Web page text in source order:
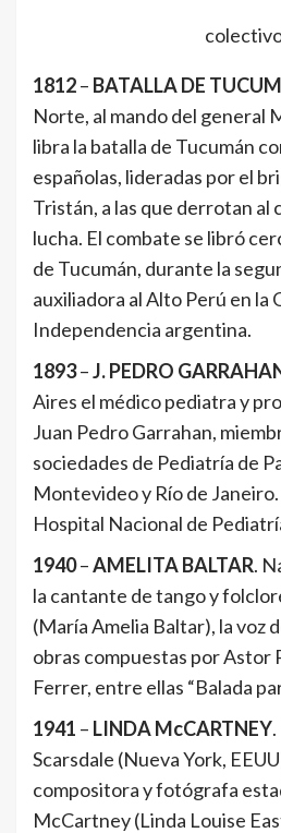
1812– BATALLA DE
Norte, al mando del general
libra la batalla de Tucumán
españolas, lideradas por el
Tristán, a las que derrotan al
lucha. El combate se libró
de Tucumán, durante la
auxiliadora al Alto Perú en la
Independencia argentina.
1893–J. PEDRO
Aires el médico pediatra y
Juan Pedro Garrahan,
sociedades de Pediatría de
Montevideo y Río de Janeiro.
Hospital Nacional de
1940–AMELITA BALTAR.
la cantante de tango y
(María Amelia Baltar), la voz
obras compuestas por Astor
Ferrer, entre ellas “Balada
1941 – LINDA McCARTNEY
Scarsdale (Nueva York,
compositora y fotógrafa
McCartney (Linda Louise